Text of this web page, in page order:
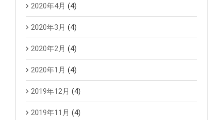
2020年4月 (4)
2020年3月 (4)
2020年2月 (4)
2020年1月 (4)
2019年12月 (4)
2019年11月 (4)